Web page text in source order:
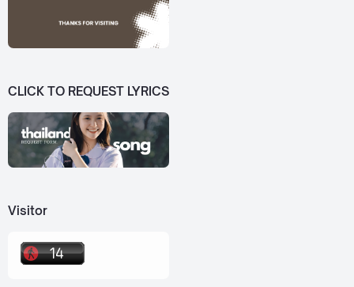
CLICK TO REQUEST LYRICS
Visitor